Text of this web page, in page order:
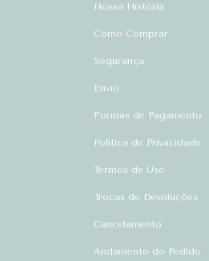
Nossa História
Como Comprar
Segurança
Envio
Formas de Pagamento
Política de Privacidade
Termos de Uso
Trocas de Devoluções
Cancelamento
Andamento do Pedido